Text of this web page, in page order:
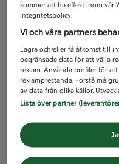
kommer att ha effekt inom vår
integritetspolicy.
Vi och våra partners
Lagra och/eller få åtkomst till
begränsade data för att välja
reklam. Använda profiler för
reklamprestanda. Förstå
av data från olika källor.
Lista över partner